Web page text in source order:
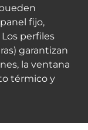
fijo,
perfiles
garantizan
la ventana
térmico y